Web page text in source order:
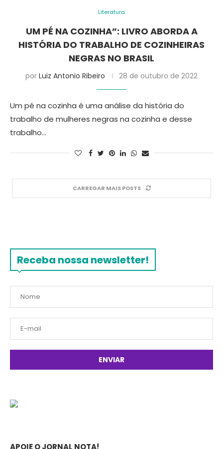
Literatura
UM PÉ NA COZINHA”: LIVRO ABORDA A
HISTÓRIA DO TRABALHO DE COZINHEIRAS
NEGRAS NO BRASIL
por Luiz Antonio Ribeiro 28 de outubro de 2022
Um pé na cozinha é uma análise da história do
trabalho de mulheres negras na cozinha e desse
trabalho…
CARREGAR MAIS POSTS
Receba nossa newsletter!
APOIE O JORNAL NOTA!